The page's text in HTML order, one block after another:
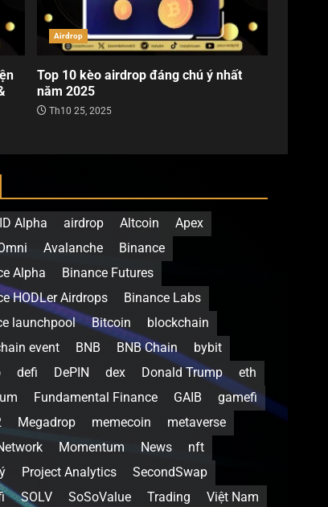
Airdrop
Top 10 kèo airdrop đáng chú ý nhất
năm 2025
Th10 25, 2025
Alpha airdrop Altcoin
Apex
Avalanche
Binance
Alpha
Binance Futures
HODLer Airdrops
Binance Labs
launchpool
Bitcoin
blockchain
event
BNB BNB Chain
bybit
defi DePIN dex Donald Trump
eth
Fundamental Finance GAIB
gamefi
Megadrop memecoin
metaverse
Momentum News
nft
Project Analytics
SecondSwap
SOLV SoSoValue Trading Việt Nam